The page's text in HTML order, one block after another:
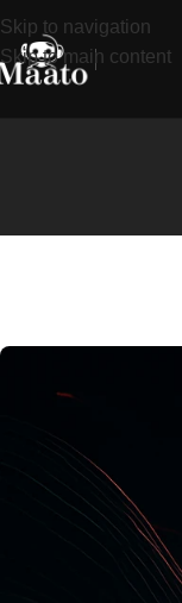
Skip to navigation
Skip to main content